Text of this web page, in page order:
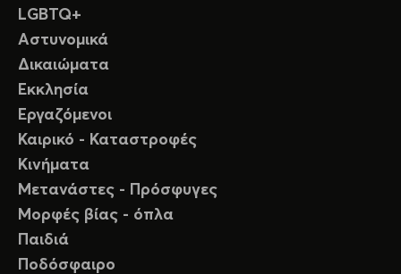
LGBTQ+
Αστυνομικά
Δικαιώματα
Εκκλησία
Εργαζόμενοι
Καιρικό - Καταστροφές
Κινήματα
Μετανάστες - Πρόσφυγες
Μορφές βίας - όπλα
Παιδιά
Ποδόσφαιρο